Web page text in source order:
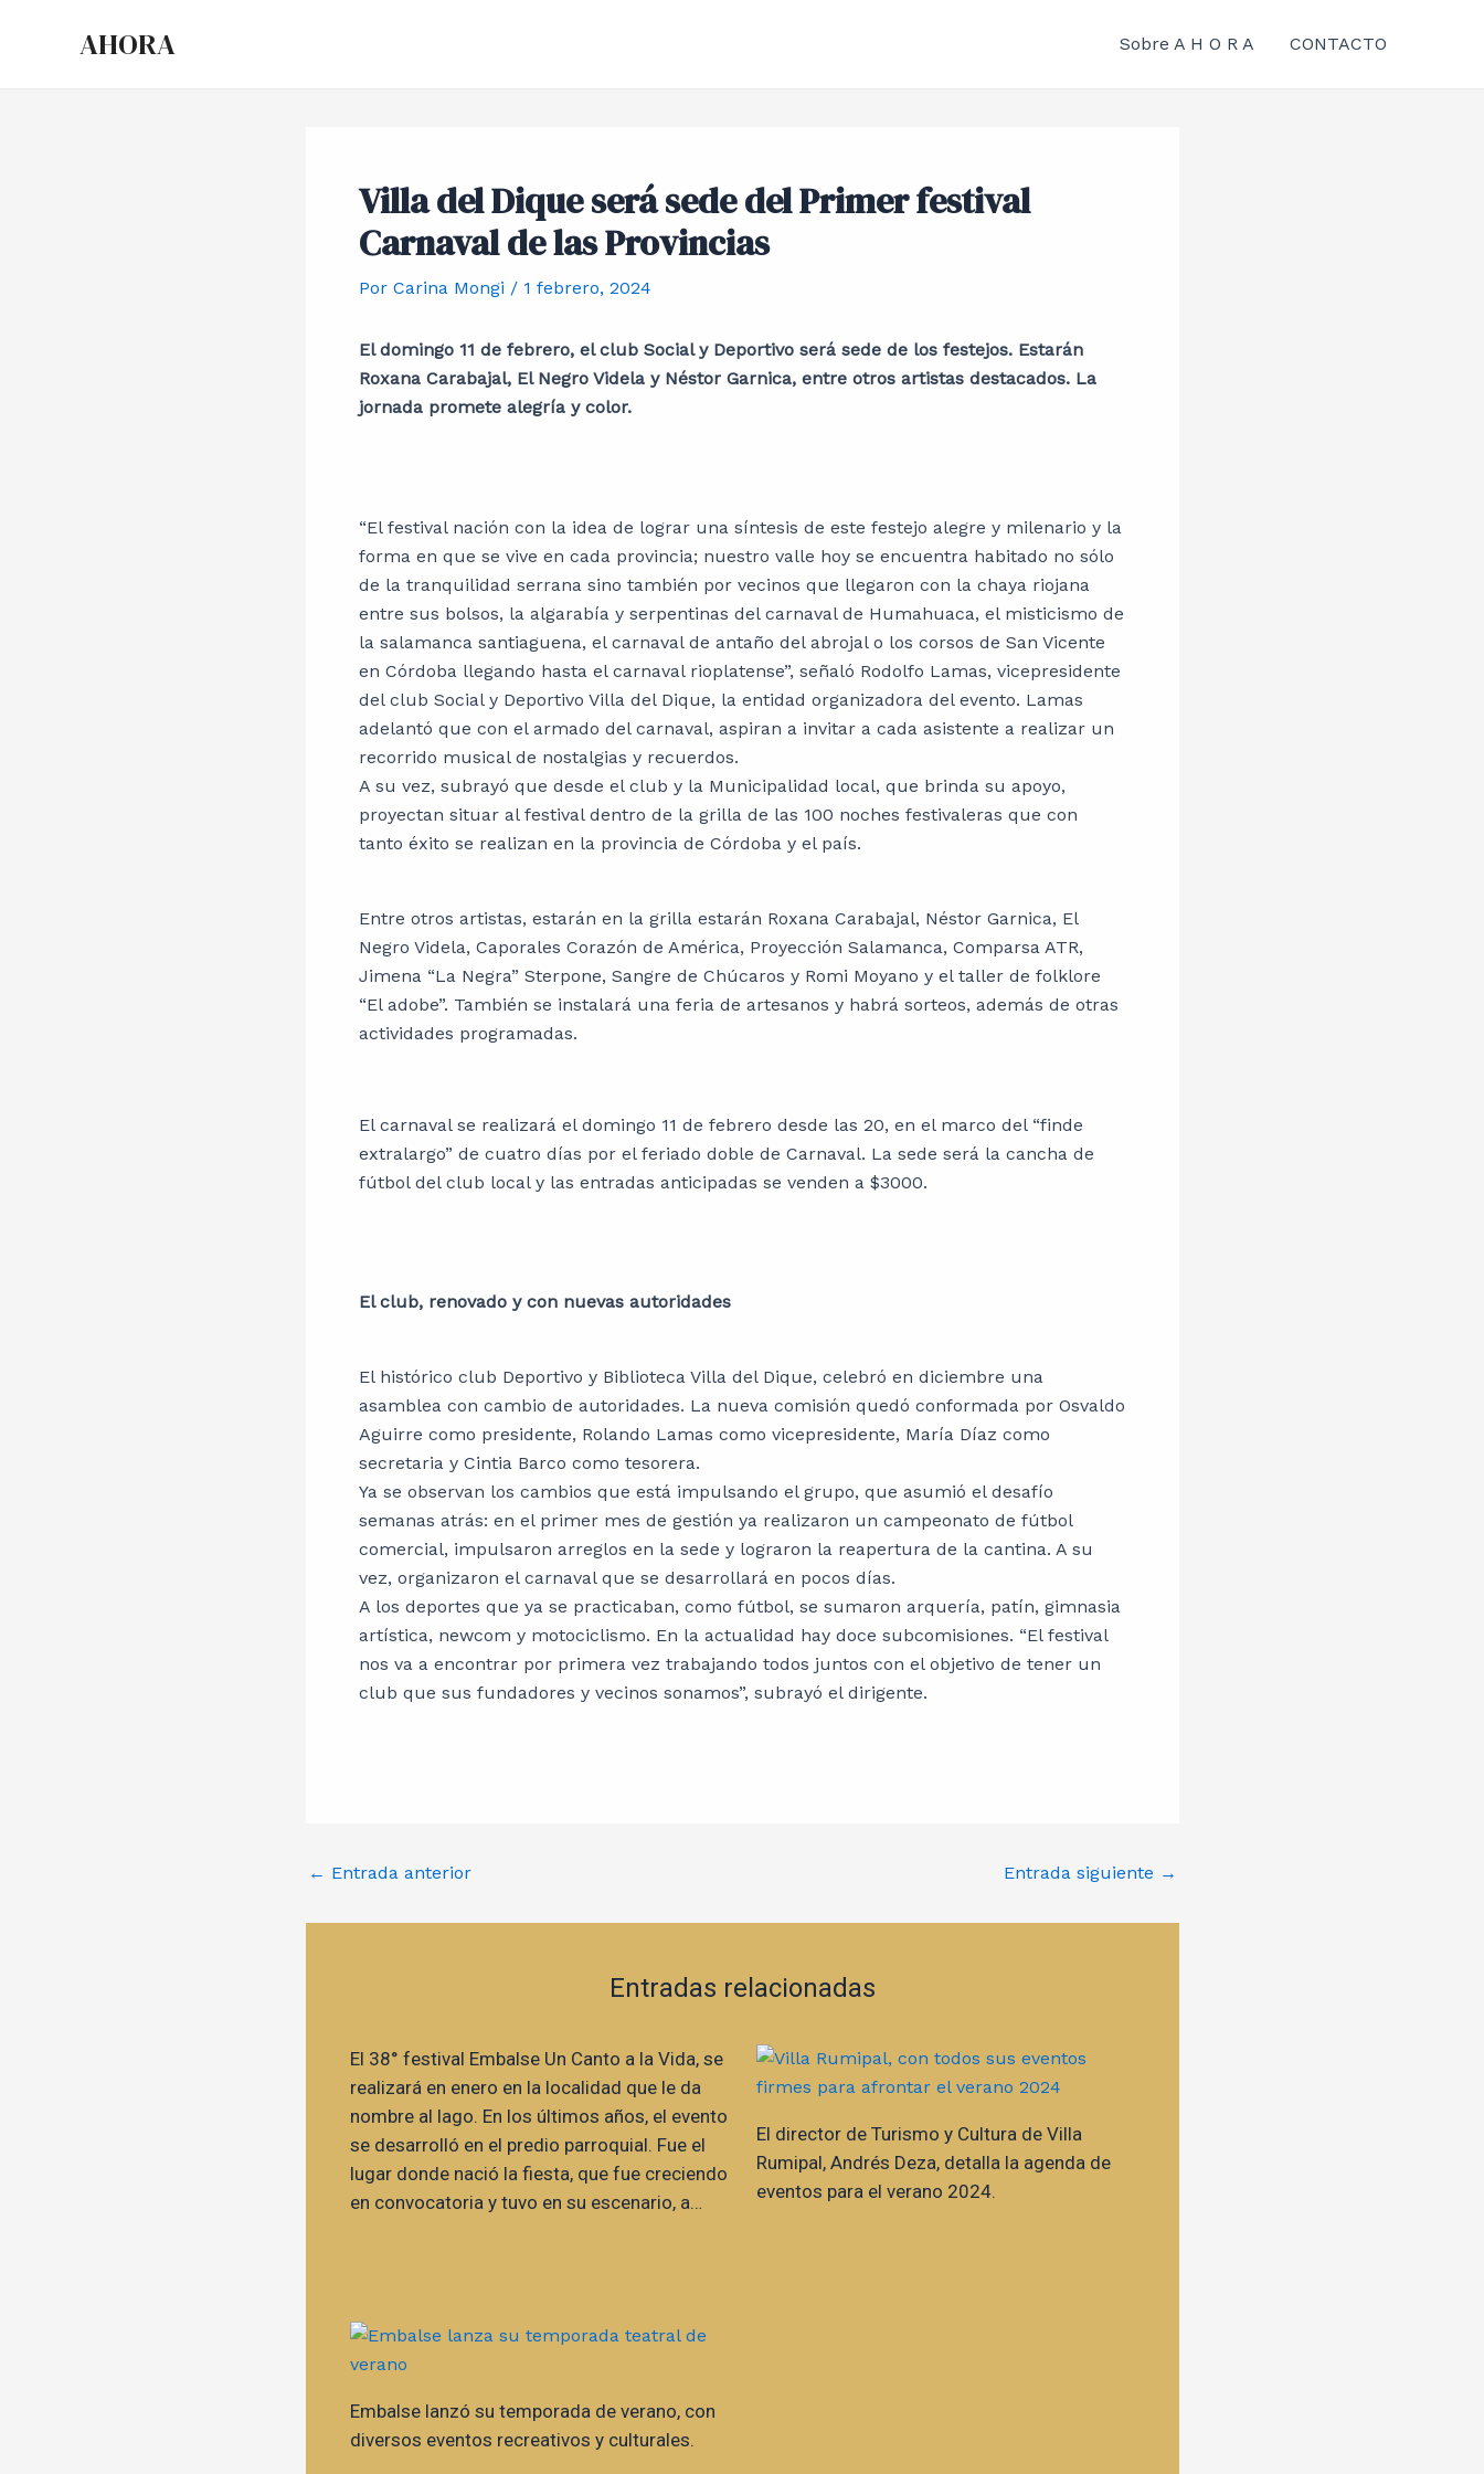
AHORA Sobre A H O R A CONTACTO
Villa del Dique será sede del Primer festival
Carnaval de las Provincias
Por Carina Mongi / 1 febrero, 2024
El domingo 11 de febrero, el club Social y Deportivo será sede de los festejos. Estarán
Roxana Carabajal, El Negro Videla y Néstor Garnica, entre otros artistas destacados. La
jornada promete alegría y color.
“El festival nación con la idea de lograr una síntesis de este festejo alegre y milenario y la
forma en que se vive en cada provincia; nuestro valle hoy se encuentra habitado no sólo
de la tranquilidad serrana sino también por vecinos que llegaron con la chaya riojana
entre sus bolsos, la algarabía y serpentinas del carnaval de Humahuaca, el misticismo de
la salamanca santiaguena, el carnaval de antaño del abrojal o los corsos de San Vicente
en Córdoba llegando hasta el carnaval rioplatense”, señaló Rodolfo Lamas, vicepresidente
del club Social y Deportivo Villa del Dique, la entidad organizadora del evento. Lamas
adelantó que con el armado del carnaval, aspiran a invitar a cada asistente a realizar un
recorrido musical de nostalgias y recuerdos.
A su vez, subrayó que desde el club y la Municipalidad local, que brinda su apoyo,
proyectan situar al festival dentro de la grilla de las 100 noches festivaleras que con
tanto éxito se realizan en la provincia de Córdoba y el país.
Entre otros artistas, estarán en la grilla estarán Roxana Carabajal, Néstor Garnica, El
Negro Videla, Caporales Corazón de América, Proyección Salamanca, Comparsa ATR,
Jimena “La Negra” Sterpone, Sangre de Chúcaros y Romi Moyano y el taller de folklore
“El adobe”. También se instalará una feria de artesanos y habrá sorteos, además de otras
actividades programadas.
El carnaval se realizará el domingo 11 de febrero desde las 20, en el marco del “finde
extralargo” de cuatro días por el feriado doble de Carnaval. La sede será la cancha de
fútbol del club local y las entradas anticipadas se venden a $3000.
El club, renovado y con nuevas autoridades
El histórico club Deportivo y Biblioteca Villa del Dique, celebró en diciembre una
asamblea con cambio de autoridades. La nueva comisión quedó conformada por Osvaldo
Aguirre como presidente, Rolando Lamas como vicepresidente, María Díaz como
secretaria y Cintia Barco como tesorera.
Ya se observan los cambios que está impulsando el grupo, que asumió el desafío
semanas atrás: en el primer mes de gestión ya realizaron un campeonato de fútbol
comercial, impulsaron arreglos en la sede y lograron la reapertura de la cantina. A su
vez, organizaron el carnaval que se desarrollará en pocos días.
A los deportes que ya se practicaban, como fútbol, se sumaron arquería, patín, gimnasia
artística, newcom y motociclismo. En la actualidad hay doce subcomisiones. “El festival
nos va a encontrar por primera vez trabajando todos juntos con el objetivo de tener un
club que sus fundadores y vecinos sonamos”, subrayó el dirigente.
← Entrada anterior Entrada siguiente →
Entradas relacionadas
El 38° festival Embalse Un Canto a la Vida, se
realizará en enero en la localidad que le da
nombre al lago. En los últimos años, el evento
se desarrolló en el predio parroquial. Fue el
lugar donde nació la fiesta, que fue creciendo
en convocatoria y tuvo en su escenario, a…
El director de Turismo y Cultura de Villa
Rumipal, Andrés Deza, detalla la agenda de
eventos para el verano 2024.
Embalse lanzó su temporada de verano, con
diversos eventos recreativos y culturales.